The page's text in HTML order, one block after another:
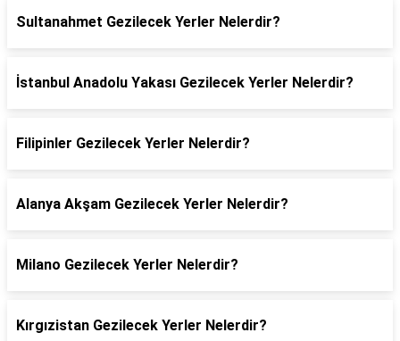
Sultanahmet Gezilecek Yerler Nelerdir?
İstanbul Anadolu Yakası Gezilecek Yerler Nelerdir?
Filipinler Gezilecek Yerler Nelerdir?
Alanya Akşam Gezilecek Yerler Nelerdir?
Milano Gezilecek Yerler Nelerdir?
Kırgızistan Gezilecek Yerler Nelerdir?